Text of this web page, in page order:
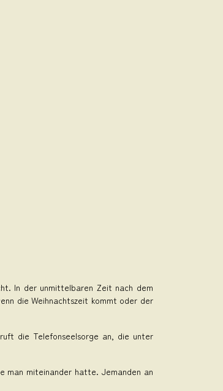
In der unmittelbaren Zeit nach dem
die Weihnachtszeit kommt oder der
die Telefonseelsorge an, die unter
man miteinander hatte. Jemanden an